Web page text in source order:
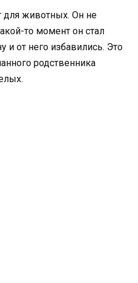
для животных. Он не
то момент он стал
от него избавились. Это
родственника